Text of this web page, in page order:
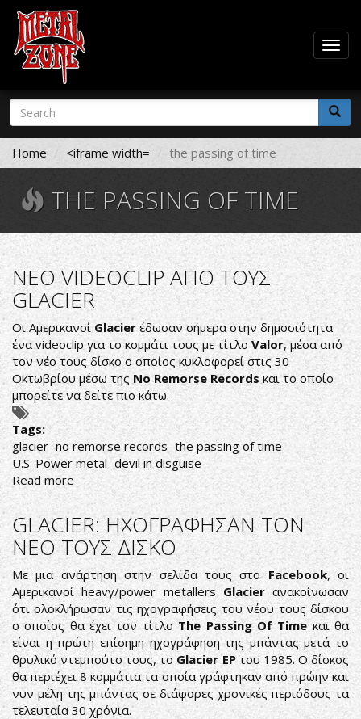
Skip
main
content
Search
form
Search
Home <iframe width= the passing of time
THE PASSING OF TIME
ΝΕΟ VIDEOCLIP ΑΠΟ ΤΟΥΣ
GLACIER
Οι ΑμερικανοίGlacierέδωσαν σήμερα στην δημοσιότητα
ένα videoclip για το κομμάτι τους με τίτλοValor, μέσα από
τον νέο τους δίσκο ο οποίος κυκλοφορεί στις 30
Οκτωβρίου μέσω της No Remorse Records και το οποίο
μπορείτε να δείτε πιο κάτω.
Tags:
glacier no remorse records the passing of time
U.S. Power metal devil in disguise
Read more about
ΝΕΟ
VIDEOCLIP
ΑΠΟ
ΤΟΥΣ
GLACIER
GLACIER: ΗΧΟΓΡΑΦΗΣΑΝ ΤΟΝ
ΝΕΟ ΤΟΥΣ ΔΙΣΚΟ
Με μια ανάρτηση στην σελίδα τους στο Facebook, οι
Αμερικανοί heavy/power metallersGlacier ανακοίνωσαν
ότι ολοκλήρωσαν τις ηχογραφήσεις του νέου τους δίσκου
ο οποίος θα έχει τον τίτλοThe Passing Of Timeκαι θα
είναι η πρώτη επίσημη ηχογράφηση της μπάντας μετά το
θρυλικό ντεμπούτο τους, τοGlacier EPτου 1985. Ο δίσκος
θα περιέχει 8 κομμάτια τα οποία γράφτηκαν από πρώην και
νυν μέλη της μπάντας σε διάφορες χρονικές περιόδους τα
τελευταία 30 χρόνια.